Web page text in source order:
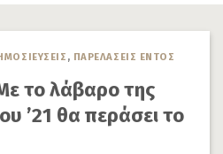
, ΠΑΡΕΛΑΣΕΙΣ ΕΝΤΟΣ
το λάβαρο της
’21 θα περάσει το